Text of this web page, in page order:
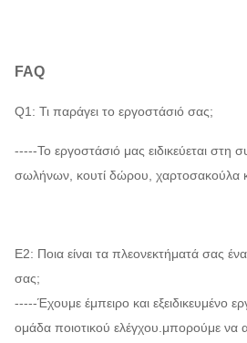
FAQ
Q1: Τι παράγει το εργοστάσιό σας;
-----Το εργοστάσιό μας ειδικεύεται στη
σωλήνων, κουτί δώρου, χαρτοσακούλα
Ε2: Ποια είναι τα πλεονεκτήματά σας
σας;
-----Έχουμε έμπειρο και εξειδικευμένο
ομάδα ποιοτικού ελέγχου.μπορούμε να